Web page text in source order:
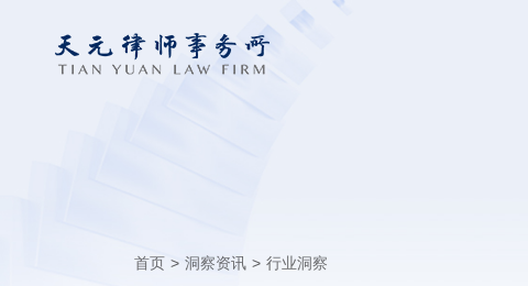
首页 > 洞察资讯 > 行业洞察